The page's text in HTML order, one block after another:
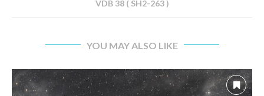
VDB 38 ( SH2-263 )
YOU MAY ALSO LIKE